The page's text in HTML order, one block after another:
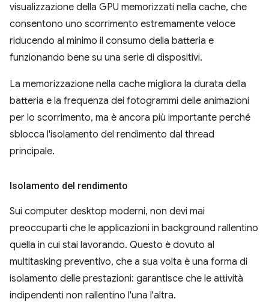
visualizzazione della GPU memorizzati nella cache, che
consentono uno scorrimento estremamente veloce
riducendo al minimo il consumo della batteria e
funzionando bene su una serie di dispositivi.
La memorizzazione nella cache migliora la durata della
batteria e la frequenza dei fotogrammi delle animazioni
per lo scorrimento, ma è ancora più importante perché
sblocca l'isolamento del rendimento dal thread
principale.
Isolamento del rendimento
Sui computer desktop moderni, non devi mai
preoccuparti che le applicazioni in background rallentino
quella in cui stai lavorando. Questo è dovuto al
multitasking preventivo, che a sua volta è una forma di
isolamento delle prestazioni: garantisce che le attività
indipendenti non rallentino l'una l'altra.